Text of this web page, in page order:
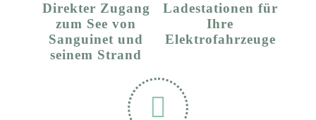
Direkter Zugang
zum See von
Sanguinet und
seinem Strand
Ladestationen für
Ihre
Elektrofahrzeuge